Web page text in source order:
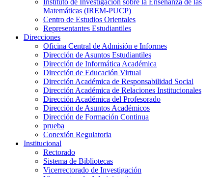
Instituto de Investigación sobre la Enseñanza de las
Matemáticas (IREM-PUCP)
Centro de Estudios Orientales
Representantes Estudiantiles
Direcciones
Oficina Central de Admisión e Informes
Dirección de Asuntos Estudiantiles
Dirección de Informática Académica
Dirección de Educación Virtual
Dirección Académica de Responsabilidad Social
Dirección Académica de Relaciones Institucionales
Dirección Académica del Profesorado
Dirección de Asuntos Académicos
Dirección de Formación Continua
prueba
Conexión Regulatoria
Institucional
Rectorado
Sistema de Bibliotecas
Vicerrectorado de Investigación